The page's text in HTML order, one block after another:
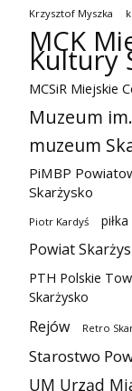
Krzysztof Myszka
MCK
Kultury
MCSiR Miejskie
Muzeum
muzeum
PiMBP
Skarżysko
Piotr Kardyś
Powiat
PTH Polskie
Skarżysko
Rejów Retro
Starostwo
UM Urząd